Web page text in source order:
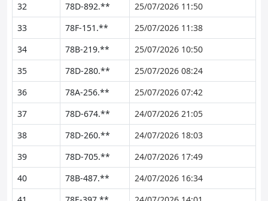
32
78D-892.**
25/07/2026 11:50
33
78F-151.**
25/07/2026 11:38
34
78B-219.**
25/07/2026 10:50
35
78D-280.**
25/07/2026 08:24
36
78A-256.**
25/07/2026 07:42
37
78D-674.**
24/07/2026 21:05
38
78D-260.**
24/07/2026 18:03
39
78D-705.**
24/07/2026 17:49
40
78B-487.**
24/07/2026 16:34